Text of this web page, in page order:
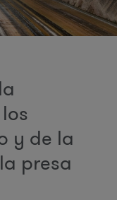
y de la
presa